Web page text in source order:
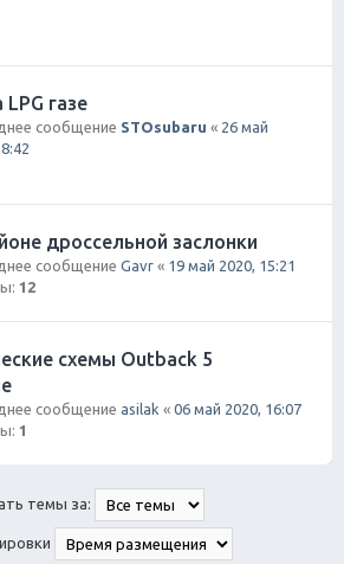
LPG газе
сообщение STOsubaru « 26 май
дроссельной заслонки
сообщение Gavr « 19 май 2020, 15:21
12
схемы Outback 5
сообщение asilak « 06 май 2020, 16:07
1
темы за: